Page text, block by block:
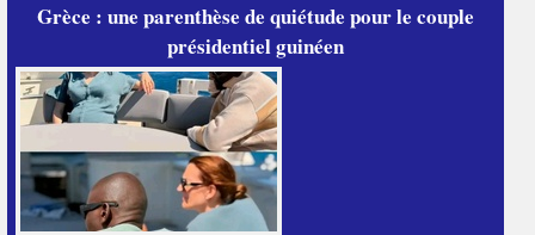
Grèce : une parenthèse de quiétude pour le couple
présidentiel guinéen